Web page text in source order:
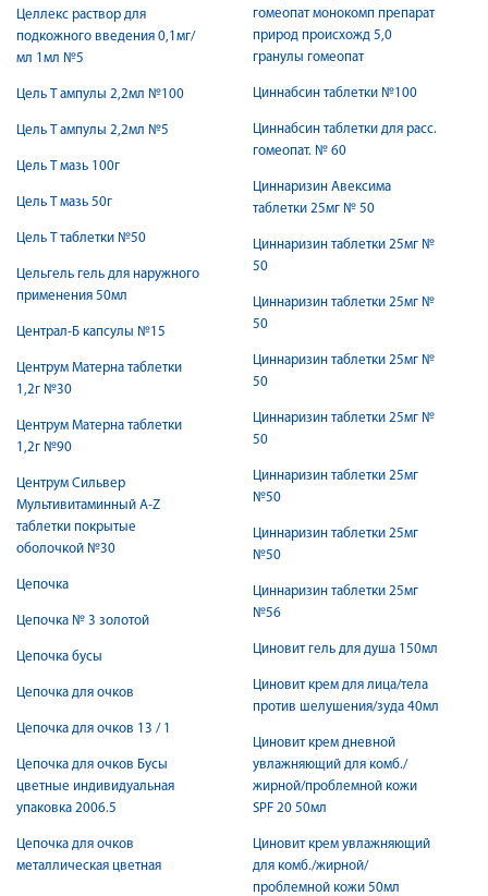
Целлекс раствор для
подкожного введения 0,1мг/
мл 1мл №5
Цель Т ампулы 2,2мл №100
Цель Т ампулы 2,2мл №5
Цель Т мазь 100г
Цель Т мазь 50г
Цель Т таблетки №50
Цельгель гель для наружного
применения 50мл
Централ-Б капсулы №15
Центрум Матерна таблетки
1,2г №30
Центрум Матерна таблетки
1,2г №90
Центрум Сильвер
Мультивитаминный A-Z
таблетки покрытые
оболочкой №30
Цепочка
Цепочка № 3 золотой
Цепочка бусы
Цепочка для очков
Цепочка для очков 13 / 1
Цепочка для очков Бусы
цветные индивидуальная
упаковка 2006.5
Цепочка для очков
металлическая цветная
гомеопат монокомп препарат
природ происхожд 5,0
гранулы гомеопат
Циннабсин таблетки №100
Циннабсин таблетки для расс.
гомеопат. № 60
Циннаризин Авексима
таблетки 25мг № 50
Циннаризин таблетки 25мг №
50
Циннаризин таблетки 25мг №
50
Циннаризин таблетки 25мг №
50
Циннаризин таблетки 25мг №
50
Циннаризин таблетки 25мг
№50
Циннаризин таблетки 25мг
№50
Циннаризин таблетки 25мг
№56
Циновит гель для душа 150мл
Циновит крем для лица/тела
против шелушения/зуда 40мл
Циновит крем дневной
увлажняющий для комб./
жирной/проблемной кожи
SPF 20 50мл
Циновит крем увлажняющий
для комб./жирной/
проблемной кожи 50мл